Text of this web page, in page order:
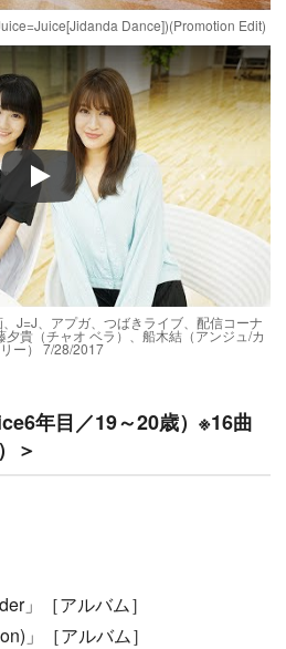
Dance])(Promotion Edit)
Play
J=J、アプガ、つばきライブ、配信コーナ
貴（チャオ ベラ）、船木結（アンジュ/カ
ー） 7/28/2017
年目／19～20歳）※16曲
＞
」［アルバム］
」［アルバム］